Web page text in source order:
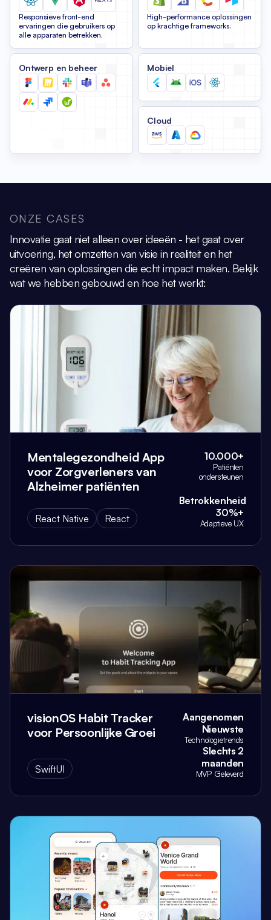
Responsieve front-end
ervaringen die gebruikers op
alle apparaten betrekken.
High-performance oplossingen
op krachtige frameworks.
Ontwerp en beheer Mobiel
Cloud
ONZE CASES
Innovatie gaat niet alleen over ideeën - het gaat over
uitvoering, het omzetten van visiein realiteit en het
creëren van oplossingen die echt impact maken. Bekijk
wat we hebben gebouwd en hoe het werkt:
Mentalegezondheid App
voor Zorgverleners van
Alzheimer patiënten
React Native React
10.000+
Patiënten
ondersteunen
Betrokkenheid
30%+
Adaptieve UX
visionOS Habit Tracker
voor Persoonlijke Groei
SwiftUI
Aangenomen
Nieuwste
Technologietrends
Slechts 2
maanden
MVP Geleverd